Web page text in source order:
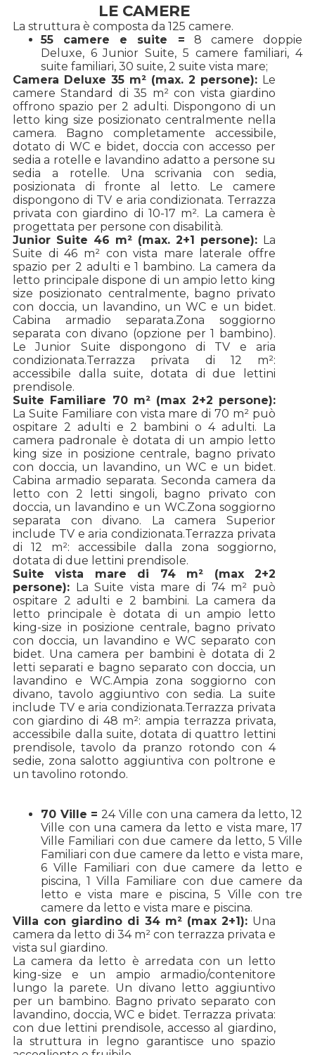
LE CAMERE
La struttura è composta da 125 camere.
55 camere e suite = 8 camere doppie
Deluxe, 6 Junior Suite, 5 camere familiari, 4
suite familiari, 30 suite, 2 suite vista mare;
Camera Deluxe 35 m² (max. 2 persone): Le
camere Standard di 35 m² con vista giardino
offrono spazio per 2 adulti. Dispongono di un
letto king size posizionato centralmente nella
camera. Bagno completamente accessibile,
dotato di WC e bidet, doccia con accesso per
sedia a rotelle e lavandino adatto a persone su
sedia a rotelle. Una scrivania con sedia,
posizionata di fronte al letto. Le camere
dispongono di TV e aria condizionata. Terrazza
privata con giardino di 10-17 m². La camera è
progettata per persone con disabilità.
Junior Suite 46 m² (max. 2+1 persone): La
Suite di 46 m² con vista mare laterale offre
spazio per 2 adulti e 1 bambino. La camera da
letto principale dispone di un ampio letto king
size posizionato centralmente, bagno privato
con doccia, un lavandino, un WC e un bidet.
Cabina armadio separata.Zona soggiorno
separata con divano (opzione per 1 bambino).
Le Junior Suite dispongono di TV e aria
condizionata.Terrazza privata di 12 m²:
accessibile dalla suite, dotata di due lettini
prendisole.
Suite Familiare 70 m² (max 2+2 persone):
La Suite Familiare con vista mare di 70 m² può
ospitare 2 adulti e 2 bambini o 4 adulti. La
camera padronale è dotata di un ampio letto
king size in posizione centrale, bagno privato
con doccia, un lavandino, un WC e un bidet.
Cabina armadio separata. Seconda camera da
letto con 2 letti singoli, bagno privato con
doccia, un lavandino e un WC.Zona soggiorno
separata con divano. La camera Superior
include TV e aria condizionata.Terrazza privata
di 12 m²: accessibile dalla zona soggiorno,
dotata di due lettini prendisole.
Suite vista mare di 74 m² (max 2+2
persone): La Suite vista mare di 74 m² può
ospitare 2 adulti e 2 bambini. La camera da
letto principale è dotata di un ampio letto
king-size in posizione centrale, bagno privato
con doccia, un lavandino e WC separato con
bidet. Una camera per bambini è dotata di 2
letti separati e bagno separato con doccia, un
lavandino e WC.Ampia zona soggiorno con
divano, tavolo aggiuntivo con sedia. La suite
include TV e aria condizionata.Terrazza privata
con giardino di 48 m²: ampia terrazza privata,
accessibile dalla suite, dotata di quattro lettini
prendisole, tavolo da pranzo rotondo con 4
sedie, zona salotto aggiuntiva con poltrone e
un tavolino rotondo.
70 Ville = 24 Ville con una camera da letto, 12
Ville con una camera da letto e vista mare, 17
Ville Familiari con due camere da letto, 5 Ville
Familiari con due camere da letto e vista mare,
6 Ville Familiari con due camere da letto e
piscina, 1 Villa Familiare con due camere da
letto e vista mare e piscina, 5 Ville con tre
camere da letto e vista mare e piscina.
Villa con giardino di 34 m² (max 2+1): Una
camera da letto di 34 m² con terrazza privata e
vista sul giardino.
La camera da letto è arredata con un letto
king-size e un ampio armadio/contenitore
lungo la parete. Un divano letto aggiuntivo
per un bambino. Bagno privato separato con
lavandino, doccia, WC e bidet. Terrazza privata:
con due lettini prendisole, accesso al giardino,
la struttura in legno garantisce uno spazio